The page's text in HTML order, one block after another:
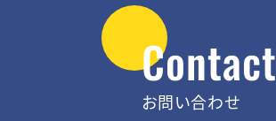
Contact
お問い合わせ